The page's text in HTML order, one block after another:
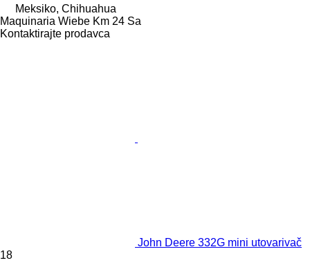
Meksiko, Chihuahua
Maquinaria Wiebe Km 24 Sa
Kontaktirajte prodavca
John Deere 332G mini utovarivač
18